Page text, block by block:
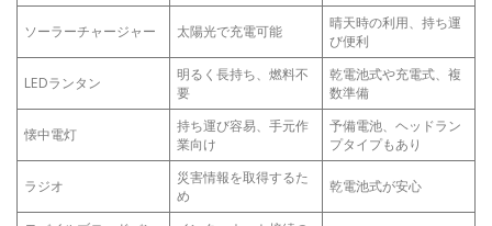
ソーラーチャージャー 太陽光で充電可能
晴天時の利用、持ち運
び便利
LEDランタン
明るく長持ち、燃料不
要
乾電池式や充電式、複
数準備
懐中電灯
持ち運び容易、手元作
業向け
予備電池、ヘッドラン
プタイプもあり
ラジオ
災害情報を取得するた
め
乾電池式が安心